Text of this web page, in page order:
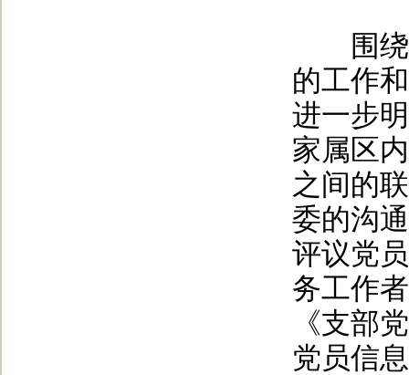
围绕
的工作
进一步
家属区
之间的
委的沟
评议党
务工作
《支部
党员信